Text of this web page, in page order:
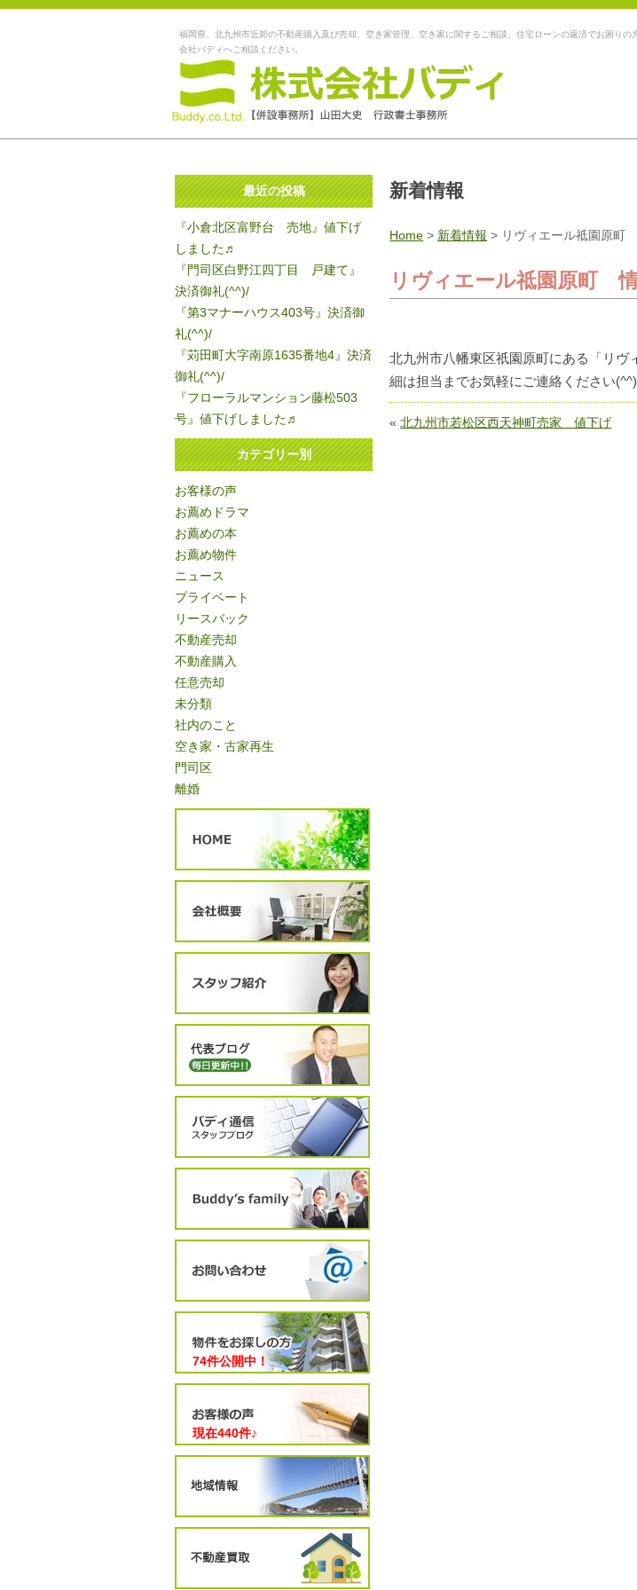
福岡県、北九州市近郊の不動産購入及び売却、空き家管理、空き家に関するご相談、住宅ローンの返済でお困りの
会社バディへご相談ください。
新着情報
Home > 新着情報 > リヴィエール祗園原町
リヴィエール祗園原町
北九州市八幡東区祇園原町にある「リ
細は担当までお気軽にご連絡ください
«北九州市若松区西天神町売家 値下げ
最近の投稿
『小倉北区富野台 売地』値下げ
しました♬
『門司区白野江四丁目 戸建て』
決済御礼(^^)/
『第3マナーハウス403号』決済御
礼(^^)/
『苅田町大字南原1635番地4』決済
御礼(^^)/
『フローラルマンション藤松503
号』値下げしました♬
カテゴリー別
お客様の声
お薦めドラマ
お薦めの本
お薦め物件
ニュース
プライベート
リースバック
不動産売却
不動産購入
任意売却
未分類
社内のこと
空き家・古家再生
門司区
離婚
74件公開中！
現在440件♪